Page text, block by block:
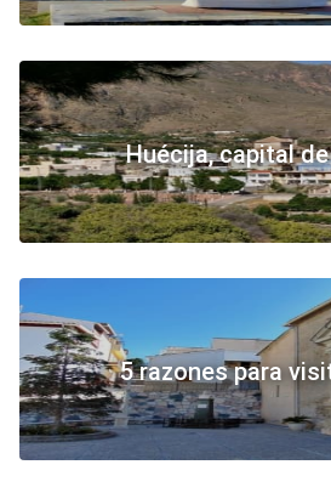
Huécija, capital
5 razones para